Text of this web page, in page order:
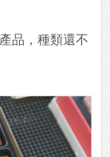
品，種類還不